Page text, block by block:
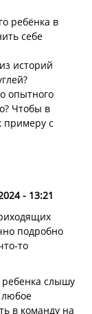
ребёнка в
себе
историй
опытного
Чтобы в
примеру с
- 13:21
подробно
то
слышу
любое
в команду на